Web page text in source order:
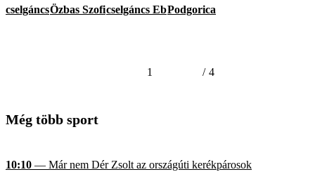
cselgáncsÖzbas Szoficselgáncs EbPodgorica
1 / 4
Még több sport
10:10 — Már nem Dér Zsolt az országúti kerékpárosok